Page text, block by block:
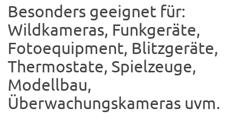
Besonders geeignet für:
Wildkameras, Funkgeräte,
Fotoequipment, Blitzgeräte,
Thermostate, Spielzeuge,
Modellbau,
Überwachungskameras uvm.